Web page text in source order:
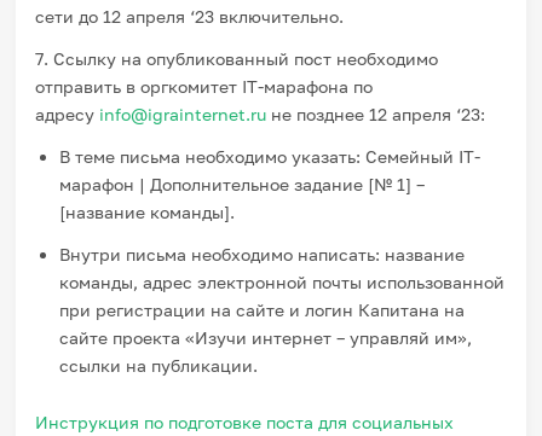
сети до 12 апреля ‘23 включительно.
7. Ссылку на опубликованный пост необходимо
отправить в оргкомитет IT-марафона по
адресу info@igrainternet.ru не позднее 12 апреля ‘23:
В теме письма необходимо указать: Семейный IT-
марафон | Дополнительное задание [№ 1] –
[название команды].
Внутри письма необходимо написать: название
команды, адрес электронной почты использованной
при регистрации на сайте и логин Капитана на
сайте проекта «Изучи интернет – управляй им»,
ссылки на публикации.
Инструкция по подготовке поста для социальных